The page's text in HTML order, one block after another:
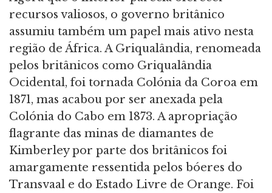
recursos valiosos, o governo britânico
assumiu também um papel mais ativo nesta
região de África. A Griqualândia, renomeada
pelos britânicos como Griqualândia
Ocidental, foi tornada Colónia da Coroa em
1871, mas acabou por ser anexada pela
Colónia do Cabo em 1873. A apropriação
flagrante das minas de diamantes de
Kimberley por parte dos britânicos foi
amargamente ressentida pelos bóeres do
Transvaal e do Estado Livre de Orange. Foi